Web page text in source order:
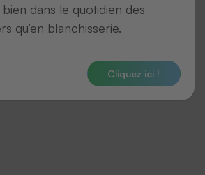
bien dans le quotidien des
qu’en blanchisserie.
Cliquez ici !